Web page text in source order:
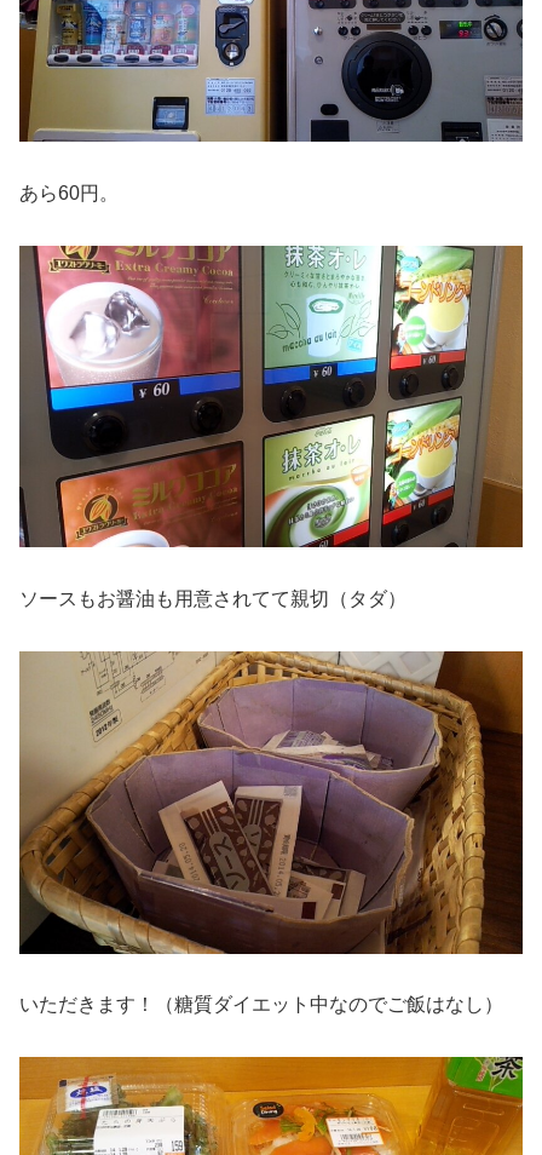
あら60円。
ソースもお醤油も用意されてて親切（タダ）
いただきます！（糖質ダイエット中なのでご飯はなし）